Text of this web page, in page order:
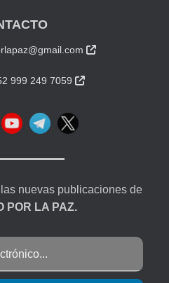

999 249 7059 
nuevas publicaciones de
POR LA PAZ.